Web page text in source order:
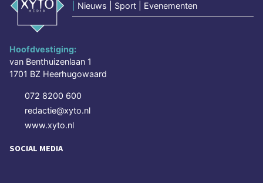
Nieuws | Sport | Evenementen
Hoofdvestiging:
van Benthuizenlaan 1
1701 BZ Heerhugowaard
072 8200 600
redactie@xyto.nl
www.xyto.nl
SOCIAL MEDIA